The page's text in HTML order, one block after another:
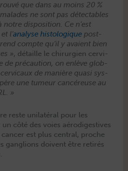
que dans au moins 20 %
ne sont pas détecta­bles
notre dis­po­si­tion. Ce n’est
l’analyse his­tologique post-
compte qu’il y avaient bien
», détaille le chirurgien cer­vi­
de pré­cau­tion, on enlève glob­
de manière qua­si sys­
une tumeur can­céreuse au
»
reste uni­latéral pour les
côté des voies aérodi­ges­tives
est plus cen­tral, proche
gan­glions doivent être retirés